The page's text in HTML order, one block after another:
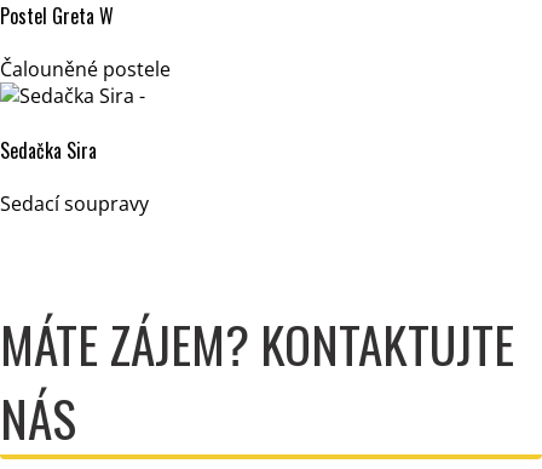
Postel Greta W
Čalouněné postele
Sedačka Sira
Sedací soupravy
MÁTE ZÁJEM? KONTAKTUJTE
NÁS